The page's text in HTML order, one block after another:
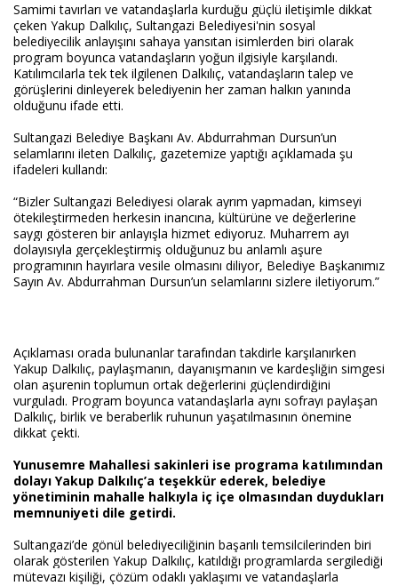
Samimi tavırları ve vatandaşlarla kurduğu güçlü iletişimle dikkat
çeken Yakup Dalkılıç, Sultangazi Belediyesi'nin sosyal
belediyecilik anlayışını sahaya yansıtan isimlerden biri olarak
program boyunca vatandaşların yoğun ilgisiyle karşılandı.
Katılımcılarla tek tek ilgilenen Dalkılıç, vatandaşların talep ve
görüşlerini dinleyerek belediyenin her zaman halkın yanında
olduğunu ifade etti.
Sultangazi Belediye Başkanı Av. Abdurrahman Dursun’un
selamlarını ileten Dalkılıç, gazetemize yaptığı açıklamada şu
ifadeleri kullandı:
“Bizler Sultangazi Belediyesi olarak ayrım yapmadan, kimseyi
ötekileştirmeden herkesin inancına, kültürüne ve değerlerine
saygı gösteren bir anlayışla hizmet ediyoruz. Muharrem ayı
dolayısıyla gerçekleştirmiş olduğunuz bu anlamlı aşure
programının hayırlara vesile olmasını diliyor, Belediye Başkanımız
Sayın Av. Abdurrahman Dursun’un selamlarını sizlere iletiyorum.”
Açıklaması orada bulunanlar tarafından takdirle karşılanırken
Yakup Dalkılıç, paylaşmanın, dayanışmanın ve kardeşliğin simgesi
olan aşurenin toplumun ortak değerlerini güçlendirdiğini
vurguladı. Program boyunca vatandaşlarla aynı sofrayı paylaşan
Dalkılıç, birlik ve beraberlik ruhunun yaşatılmasının önemine
dikkat çekti.
Yunusemre Mahallesi sakinleri ise programa katılımından
dolayı Yakup Dalkılıç’a teşekkür ederek, belediye
yönetiminin mahalle halkıyla iç içe olmasından duydukları
memnuniyeti dile getirdi.
Sultangazi’de gönül belediyeciliğinin başarılı temsilcilerinden biri
olarak gösterilen Yakup Dalkılıç, katıldığı programlarda sergilediği
mütevazı kişiliği, çözüm odaklı yaklaşımı ve vatandaşlarla